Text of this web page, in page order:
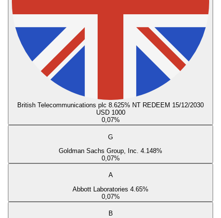
British Telecommunications plc 8.625% NT REDEEM 15/12/2030
USD 1000
0,07%
G
Goldman Sachs Group, Inc. 4.148%
0,07%
A
Abbott Laboratories 4.65%
0,07%
B